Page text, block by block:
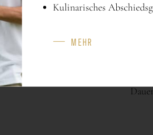
Kulinarisches
MEHR